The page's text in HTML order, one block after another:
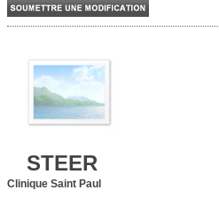
STEER
Clinique Saint Paul